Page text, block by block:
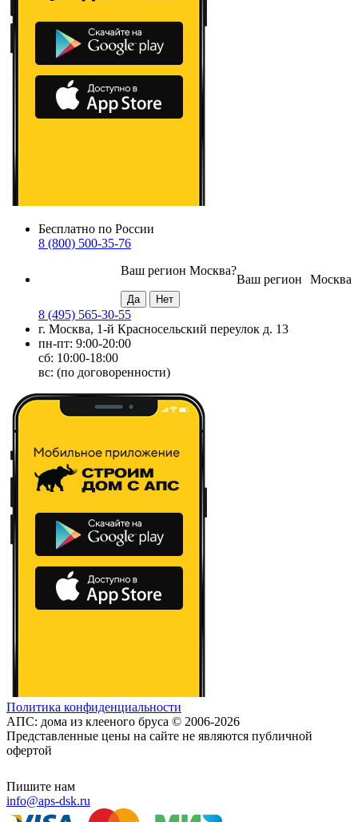
Бесплатно по России
8 (800) 500-35-76
Москва
Ваш регион
Ваш регион Москва?
8 (495) 565-30-55
г. Москва, 1-й Красносельский переулок д. 13
пн-пт: 9:00-20:00
сб: 10:00-18:00
вс: (по договоренности)
Политика конфиденциальности
АПС: дома из клееного бруса © 2006-2026
Представленные цены на сайте не являются публичной
офертой
Пишите нам
info@aps-dsk.ru